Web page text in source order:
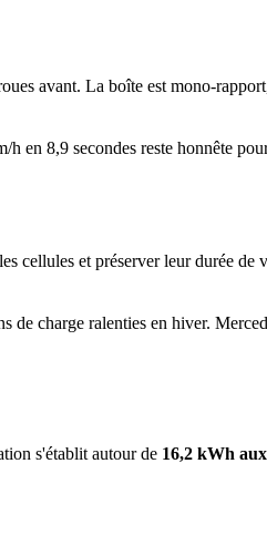
avant. La boîte est mono-
en 8,9 secondes reste honnête
cellules et préserver leur durée
de charge ralenties en hiver.
s'établit autour de 16,2 kWh